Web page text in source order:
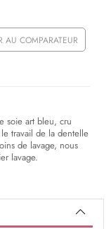
AU COMPARATEUR
soie art bleu, cru
travail de la dentelle
de lavage, nous
lavage.